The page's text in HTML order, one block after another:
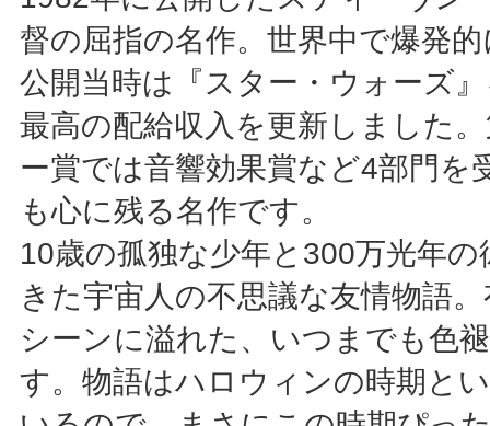
督の屈指の名作。世界中で爆発
公開当時は『スター・ウォーズ
最高の配給収入を更新しました
ー賞では音響効果賞など4部門を
も心に残る名作です。
10歳の孤独な少年と300万光年
きた宇宙人の不思議な友情物語
シーンに溢れた、いつまでも色
す。物語はハロウィンの時期と